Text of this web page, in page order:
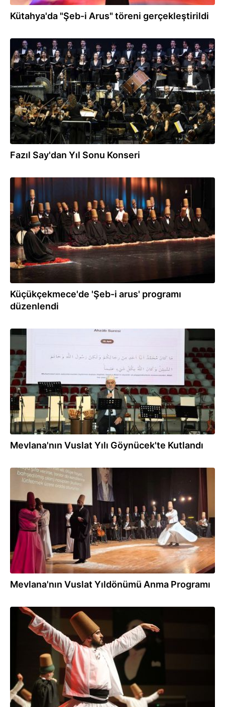
Kütahya'da "Şeb-i Arus" töreni gerçekleştirildi
28.12.2025
Fazıl Say'dan Yıl Sonu Konseri
26.12.2025
Küçükçekmece'de 'Şeb-i arus' programı
düzenlendi
Mevlana'nın Vuslat Yılı Göynücek'te Kutlandı
25.12.2025
Mevlana'nın Vuslat Yıldönümü Anma Programı
25.12.2025